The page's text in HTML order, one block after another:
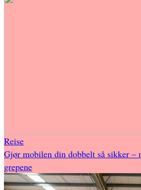
Reise
Gjør mobilen din dobbelt så sikker –
grepene